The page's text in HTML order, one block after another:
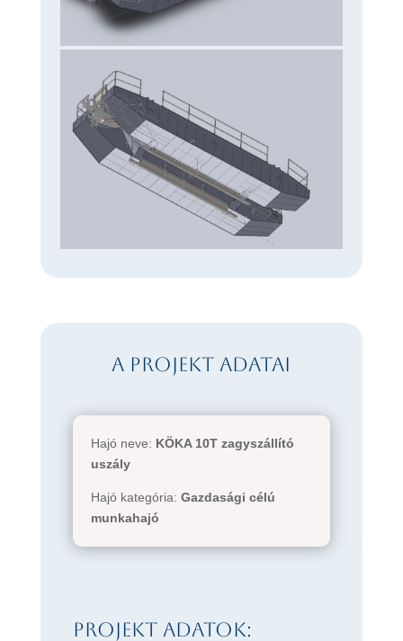
A projekt adatai
Hajó neve: KÖKA 10T zagyszállító
uszály
Hajó kategória: Gazdasági célú
munkahajó
Projekt adatok: